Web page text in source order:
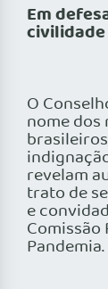
Em
civilidade
O
nome dos
revelam
trato de
e
Comissão
Pandemia.